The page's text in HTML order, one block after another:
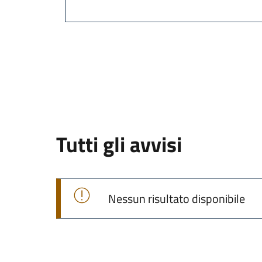
Tutti gli avvisi
Nessun risultato disponibile